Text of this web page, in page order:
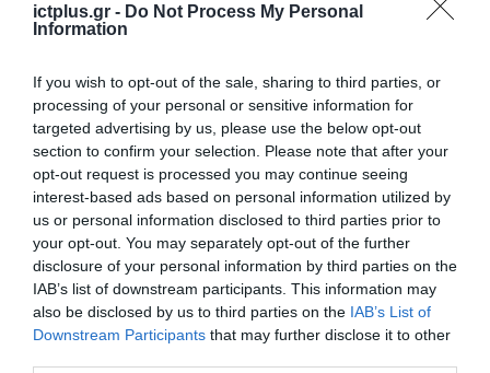
ictplus.gr - Do Not Process My Personal
Information
If you wish to opt-out of the sale, sharing to third parties, or
processing of your personal or sensitive information for
targeted advertising by us, please use the below opt-out
section to confirm your selection. Please note that after your
opt-out request is processed you may continue seeing
interest-based ads based on personal information utilized by
us or personal information disclosed to third parties prior to
your opt-out. You may separately opt-out of the further
disclosure of your personal information by third parties on the
IAB’s list of downstream participants. This information may
also be disclosed by us to third parties on the IAB’s List of
Downstream Participants that may further disclose it to other
ΕΠΙΧΕΙΡΗΣΕΙΣ
Η Digimark συμβάλει στην
αντιμετώπιση των προκλήσεων
της Απομακρυσμένης Εργασίας
της εφημερίδας Καθημερινή με
την εγκατάσταση σύγχρονου
08.10.2021